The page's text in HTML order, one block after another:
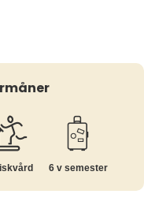
6 v semester